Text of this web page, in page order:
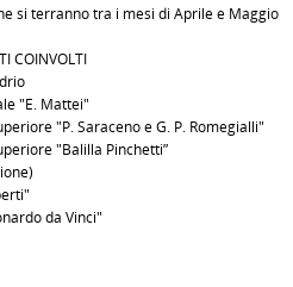
si terranno tra i mesi di Aprile e Maggio
COINVOLTI
"E. Mattei"
"P. Saraceno e G. P. Romegialli"
"Balilla Pinchetti”
da Vinci"